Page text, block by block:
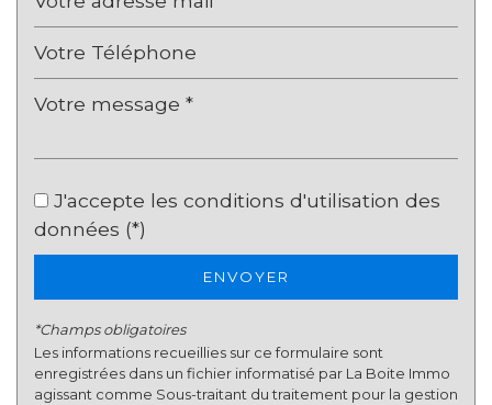
Taxe foncière
13,25 %
Habitants de moins de 25 ans
Habitants de 25 à 55 ans
Familles sans enfant
60,42 %
Familles avec 1 ou 2 enfants
Familles avec 3 enfants
J'accepte les conditions d'utilisation des
données (*)
ENVOYER
*Champs obligatoires
Les informations recueillies sur ce formulaire sont
enregistrées dans un fichier informatisé par La Boite Immo
agissant comme Sous-traitant du traitement pour la gestion